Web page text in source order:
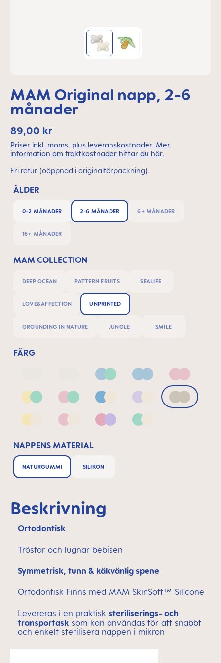
MAM Original napp, 2-6
månader
89,00 kr
Priser inkl. moms, plus leveranskostnader. Mer
information om fraktkostnader hittar du här.
Fri retur (oöppnad i originalförpackning).
ÅLDER
0-2 MÅNADER 2-6 MÅNADER 6+ MÅNADER
16+ MÅNADER
MAM COLLECTION
DEEP OCEAN PATTERN FRUITS SEALIFE
LOVE&AFFECTION UNPRINTED
GROUNDING IN NATURE JUNGLE SMILE
FÄRG
Neutral2 Blue & Green
Blue Pink
Yellow & GreenPink & GreenBlue & NeutralLilac & Neutral
Neutral
Yellow & NeutralPink & NeutralPink & LilacGreen & Neutral
NAPPENS MATERIAL
NATURGUMMI SILIKON
Beskrivning
Ortodontisk
Tröstar och lugnar bebisen
Symmetrisk, tunn & käkvänlig spene
Ortodontisk Finns med MAM SkinSoft™ Silicone
Levereras i en praktisk steriliserings- och
transportask som kan användas för att snabbt
och enkelt sterilisera nappen i mikron